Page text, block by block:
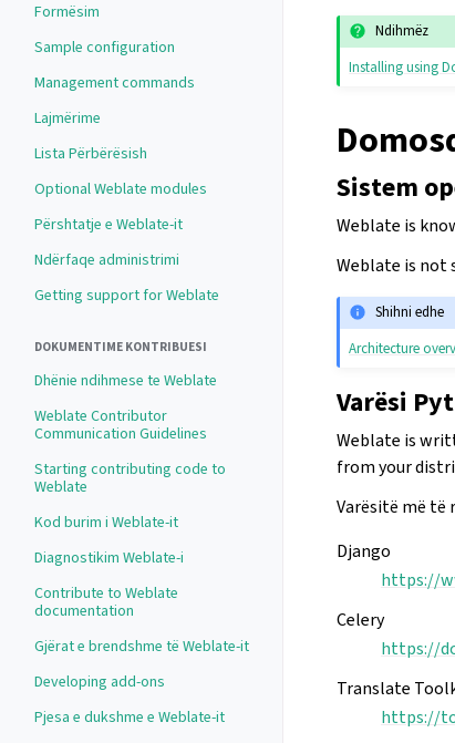
Formësim
Sample configuration
Management commands
Lajmërime
Lista Përbërësish
Optional Weblate modules
Përshtatje e Weblate-it
Ndërfaqe administrimi
Getting support for Weblate
DOKUMENTIME KONTRIBUESI
Dhënie ndihmese te Weblate
Weblate Contributor
Communication Guidelines
Starting contributing code to
Weblate
Kod burim i Weblate-it
Diagnostikim Weblate-i
Contribute to Weblate
documentation
Gjërat e brendshme të Weblate-it
Developing add-ons
Pjesa e dukshme e Weblate-it
Ndihmëz
Installing using
Sistem
Weblate is
Weblate is not
Shihni edhe
Architecture
Varësi
Weblate is
from your
Varësitë më të
Django
https://
Celery
https://
Translate
https://